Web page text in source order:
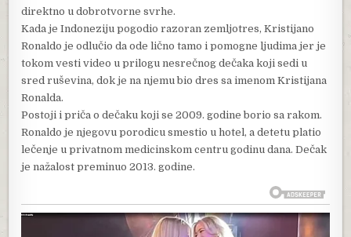
direktno u dobrotvorne svrhe.
Kada je Indoneziju pogodio razoran zemljotres, Kristijano
Ronaldo je odlučio da ode lično tamo i pomogne ljudima jer je
tokom vesti video u prilogu nesrečnog dečaka koji sedi u
sred ruševina, dok je na njemu bio dres sa imenom Kristijana
Ronalda.
Postoji i priča o dečaku koji se 2009. godine borio sa rakom.
Ronaldo je njegovu porodicu smestio u hotel, a detetu platio
lečenje u privatnom medicinskom centru godinu dana. Dečak
je nažalost preminuo 2013. godine.